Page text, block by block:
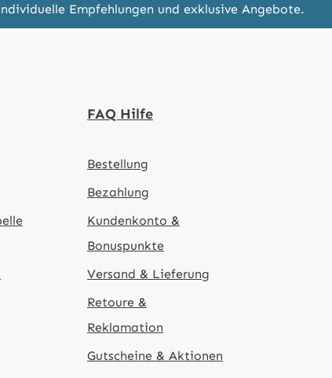
Empfehlungen und exklusive Angebote.
FAQ Hilfe
Bestellung
Bezahlung
Kundenkonto &
Bonuspunkte
Versand & Lieferung
Retoure &
Reklamation
Gutscheine & Aktionen